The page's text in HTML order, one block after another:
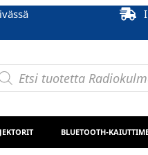
BLUETOOTH-